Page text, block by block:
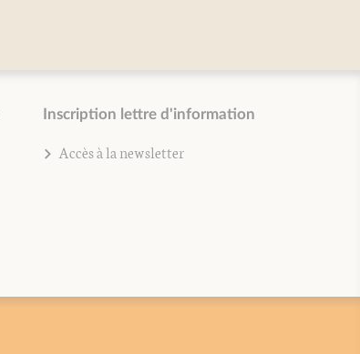
Inscription lettre d'information
Accès à la newsletter